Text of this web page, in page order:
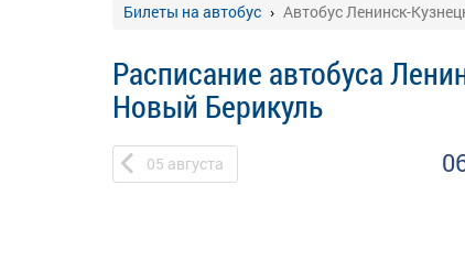
Билеты на автобус Автобус Ленинск-
Расписание автобуса
Новый Берикуль
05 августа